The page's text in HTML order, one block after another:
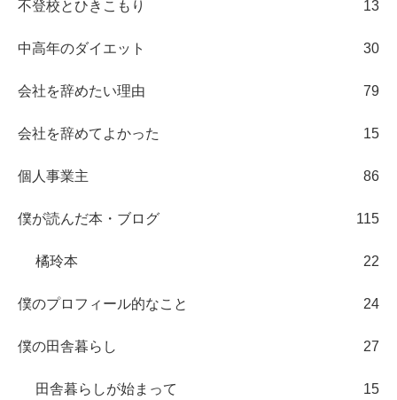
不登校とひきこもり 13
中高年のダイエット 30
会社を辞めたい理由 79
会社を辞めてよかった 15
個人事業主 86
僕が読んだ本・ブログ 115
橘玲本 22
僕のプロフィール的なこと 24
僕の田舎暮らし 27
田舎暮らしが始まって 15